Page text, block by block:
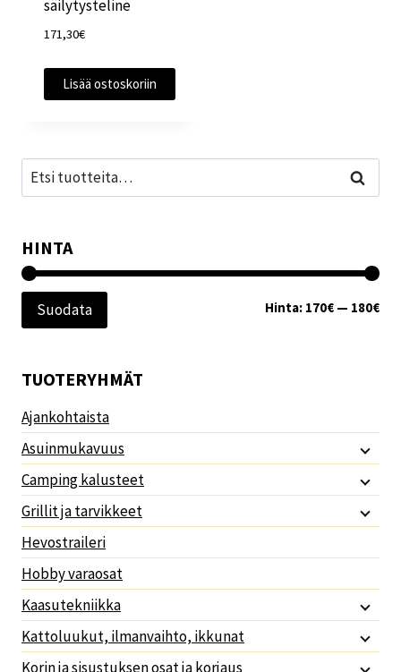
säilytysteline
171,30€
Lisää ostoskoriin
Etsi: Haku
HINTA
Suodata Hinta: 170€ — 180€
TUOTERYHMÄT
Ajankohtaista
Asuinmukavuus
Camping kalusteet
Grillit ja tarvikkeet
Hevostraileri
Hobby varaosat
Kaasutekniikka
Kattoluukut, ilmanvaihto, ikkunat
Korin ja sisustuksen osat ja korjaus